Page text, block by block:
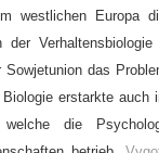
westlichen Europa
der
Sowjetunion das
erstarkte auch
welche die